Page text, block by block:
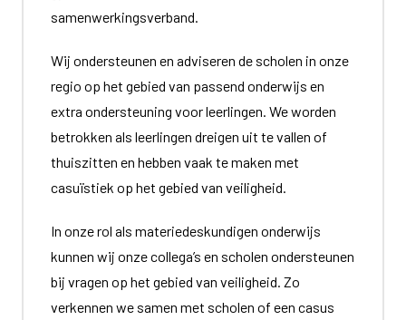
samenwerkingsverband.
Wij ondersteunen en adviseren de scholen in onze
regio op het gebied van passend onderwijs en
extra ondersteuning voor leerlingen. We worden
betrokken als leerlingen dreigen uit te vallen of
thuiszitten en hebben vaak te maken met
casuïstiek op het gebied van veiligheid.
In onze rol als materiedeskundigen onderwijs
kunnen wij onze collega’s en scholen ondersteunen
bij vragen op het gebied van veiligheid. Zo
verkennen we samen met scholen of een casus